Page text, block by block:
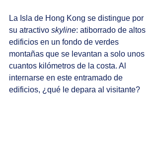
La Isla de Hong Kong se distingue por
su atractivo skyline: atiborrado de altos
edificios en un fondo de verdes
montañas que se levantan a solo unos
cuantos kilómetros de la costa. Al
internarse en este entramado de
edificios, ¿qué le depara al visitante?